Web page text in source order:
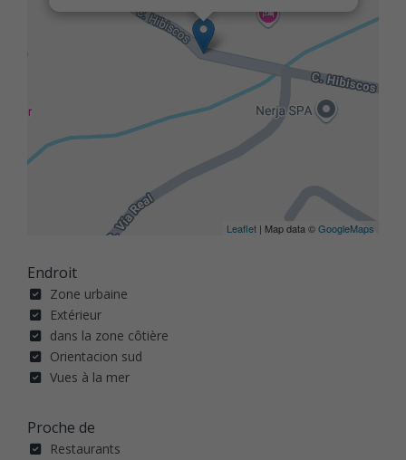
Leaflet | Map data ©GoogleMaps
Endroit
Zone urbaine
Extérieur
dans la zone côtière
Orientacion sud
Vues à la mer
Proche de
Restaurants